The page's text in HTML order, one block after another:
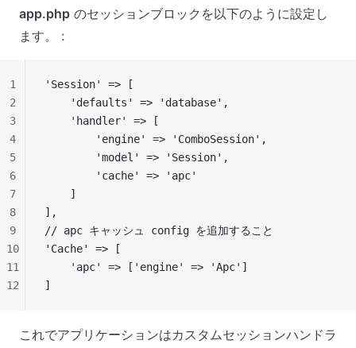
app.php のセッションブロックを以下のように設定し
ます。 :
'Session' => [
    'defaults' => 'database',
    'handler' => [
        'engine' => 'ComboSession',
        'model' => 'Session',
        'cache' => 'apc'
    ]
],
// apc キャッシュ config を追加すること
'Cache' => [
    'apc' => ['engine' => 'Apc']
]
1
2
3
4
5
6
7
8
9
10
11
12
これでアプリケーションはカスタムセッションハンドラ